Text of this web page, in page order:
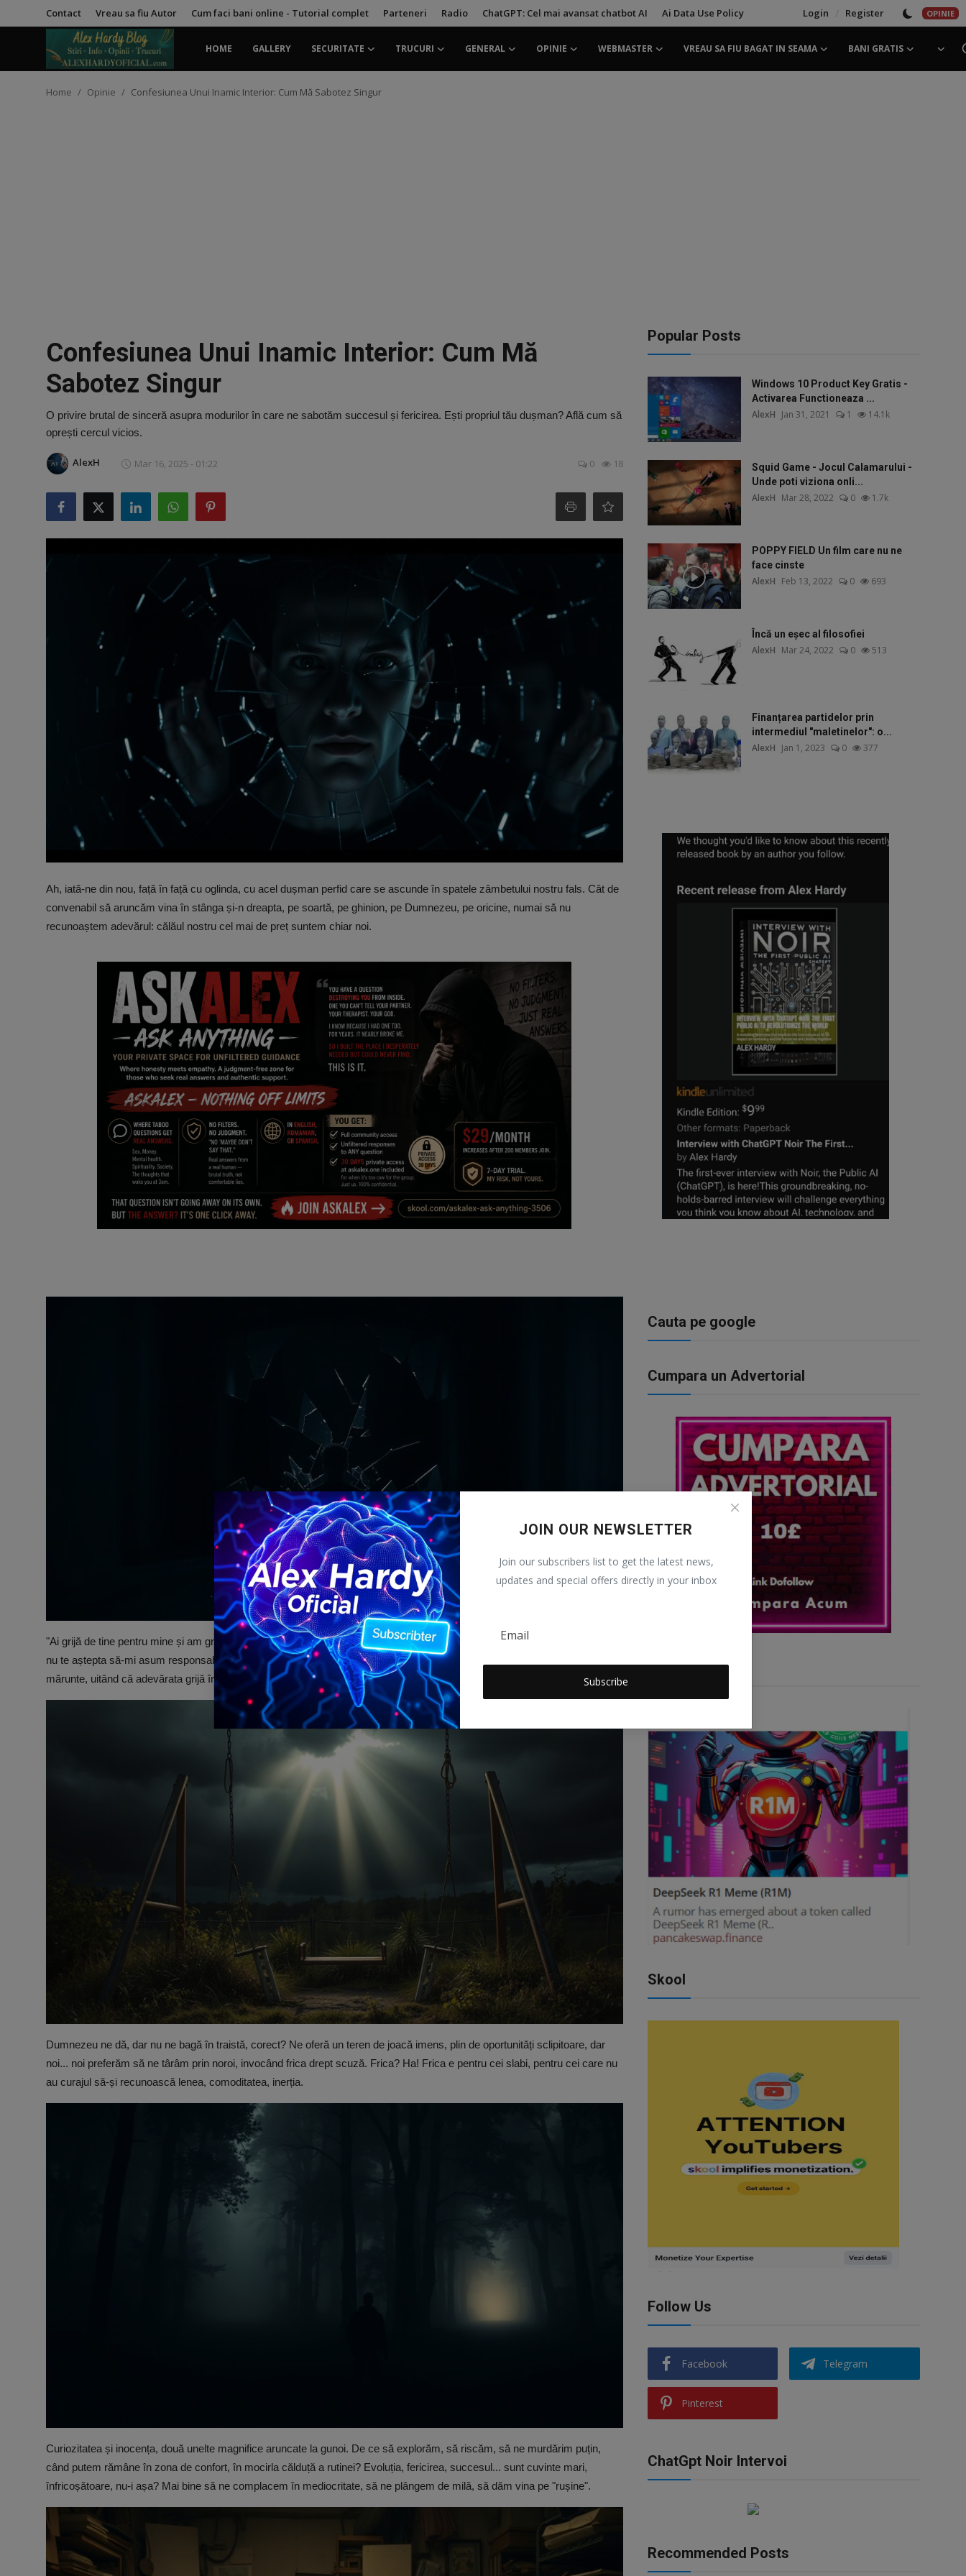
Contact Vreau sa fiu Autor Cum faci bani online - Tutorial complet Parteneri Radio ChatGPT: Cel mai avansat chatbot AI Ai Data Use Policy Login / Register
HOME GALLERY SECURITATE TRUCURI GENERAL OPINIE WEBMASTER VREAU SA FIU BAGAT IN SEAMA BANI GRATIS
Cum faci bani online - Tutorial complet
Parteneri
Vreau sa fiu bagat in seama
ChatGPT: Cel mai avansat chatbot AI
Amintiri din Viitor
Ai Data Use Policy
Muzica
JOIN OUR NEWSLETTER
Join our subscribers list to get the latest news,
updates and special offers directly in your inbox
Subscribe
Home Opinie Confesiunea Unui Inamic Interior: Cum Mă Sabotez Singur
OPINIE
Confesiunea Unui Inamic Interior: Cum Mă
Sabotez Singur
O privire brutal de sinceră asupra modurilor în care ne sabotăm succesul și fericirea. Ești propriul tău dușman? Află cum să
oprești cercul vicios.
AlexH Mar 16, 2025 - 01:22 0 18
Ah, iată-ne din nou, față în față cu oglinda, cu acel dușman perfid care se ascunde în spatele zâmbetului nostru fals. Cât de
convenabil să aruncăm vina în stânga și-n dreapta, pe soartă, pe ghinion, pe Dumnezeu, pe oricine, numai să nu
recunoaștem adevărul: călăul nostru cel mai de preț suntem chiar noi.
"Ai grijă de tine pentru mine și am grijă de mine pentru tine." O vorbă frumoasă, nu-i așa? Un fel de a spune: "Te iubesc, dar
nu te aștepta să-mi asum responsabilitatea pentru tine, și nici tu pentru mine." Ne ascundem în spatele unor gesturi
mărunte, uitând că adevărata grijă începe cu noi înșine.
Dumnezeu ne dă, dar nu ne bagă în traistă, corect? Ne oferă un teren de joacă imens, plin de oportunități sclipitoare, dar
noi... noi preferăm să ne târâm prin noroi, invocând frica drept scuză. Frica? Ha! Frica e pentru cei slabi, pentru cei care nu
au curajul să-și recunoască lenea, comoditatea, inerția.
Curiozitatea și inocența, două unelte magnifice aruncate la gunoi. De ce să explorăm, să riscăm, să ne murdărim puțin,
când putem rămâne în zona de confort, în mocirla călduță a rutinei? Evoluția, fericirea, succesul... sunt cuvinte mari,
înfricoșătoare, nu-i așa? Mai bine să ne complacem în mediocritate, să ne plângem de milă, să dăm vina pe "rușine".
Popular Posts
Windows 10 Product Key Gratis -
Activarea Functioneaza ...
AlexH Jan 31, 2021 1 14.1k
Squid Game - Jocul Calamarului -
Unde poti viziona onli...
AlexH Mar 28, 2022 0 1.7k
POPPY FIELD Un film care nu ne
face cinste
AlexH Feb 13, 2022 0 693
Încă un eșec al filosofiei
AlexH Mar 24, 2022 0 513
Finanțarea partidelor prin
intermediul "maletinelor": o...
AlexH Jan 1, 2023 0 377
Cauta pe google
Cumpara un Advertorial
DeepSeek R1M
Skool
Follow Us
Facebook Telegram
Pinterest
ChatGpt Noir Intervoi
Recommended Posts